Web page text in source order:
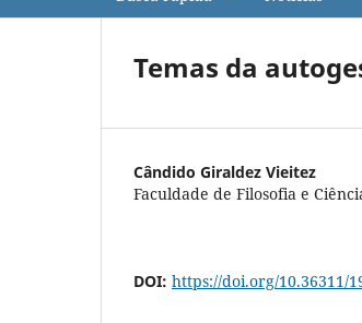
Temas da
Cândido Giraldez Vieitez
Faculdade de Filosofia e
DOI: https://doi.org/10.36311/